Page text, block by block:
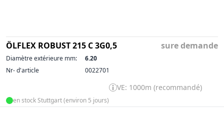
ÖLFLEX ROBUST 215 C 3G0,5 sure demande
Diamètre extérieure mm:
6.20
Nr- d'article
0022701
VE: 1000m (recommandé)
en stock Stuttgart (environ 5 jours)